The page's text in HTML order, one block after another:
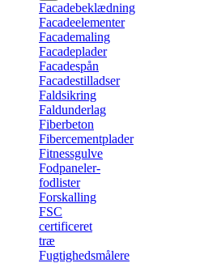
Facadebeklædning
Facadeelementer
Facademaling
Facadeplader
Facadespån
Facadestilladser
Faldsikring
Faldunderlag
Fiberbeton
Fibercementplader
Fitnessgulve
Fodpaneler-
fodlister
Forskalling
FSC
certificeret
træ
Fugtighedsmålere